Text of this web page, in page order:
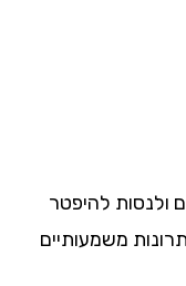
ולנסות להיפטר
משמעותיים